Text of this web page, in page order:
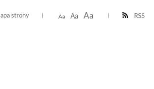
RSS
Aa Aa Aa
strony